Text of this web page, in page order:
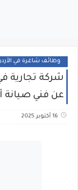
وظائف شاغرة في
شركة تجارية
عن فني صيانة
16 أكتوبر 2025